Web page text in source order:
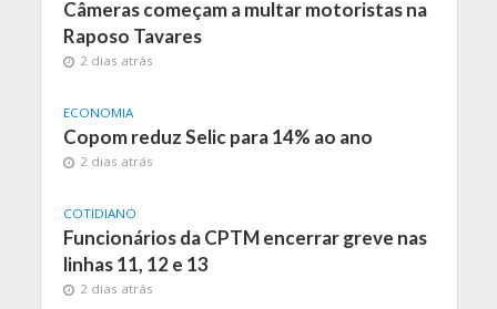
Câmeras começam a multar motoristas na
Raposo Tavares
2 dias atrás
ECONOMIA
Copom reduz Selic para 14% ao ano
2 dias atrás
COTIDIANO
Funcionários da CPTM encerrar greve nas
linhas 11, 12 e 13
2 dias atrás